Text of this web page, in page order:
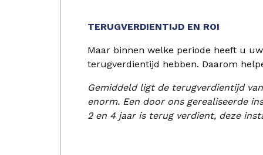
TERUGVERDIENTIJD EN ROI
Maar binnen welke periode heeft u
terugverdientijd hebben. Daarom
Gemiddeld ligt de terugverdientijd
enorm. Een door ons gerealiseerde
2 en 4 jaar is terug verdient, deze